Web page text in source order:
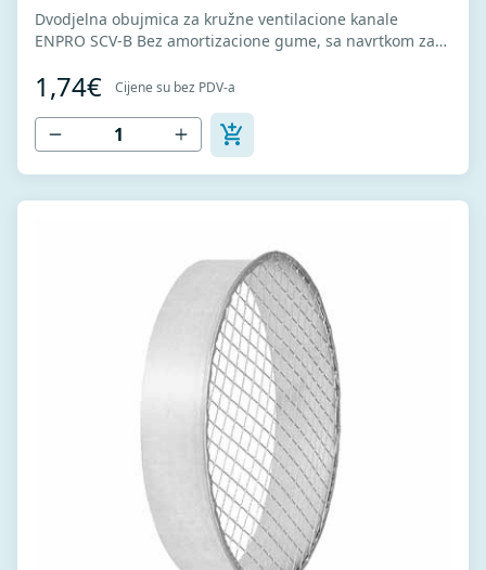
Dvodjelna obujmica za kružne ventilacione kanale
ENPRO SCV-B Bez amortizacione gume, sa navrtkom za
konstrukciji i sistemu spajanja.
1,74€ Cijene su bez PDV-a